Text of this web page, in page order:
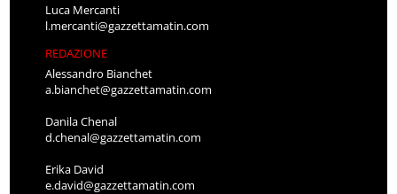
Luca Mercanti
l.mercanti@gazzettamatin.com
REDAZIONE
Alessandro Bianchet
a.bianchet@gazzettamatin.com
Danila Chenal
d.chenal@gazzettamatin.com
Erika David
e.david@gazzettamatin.com